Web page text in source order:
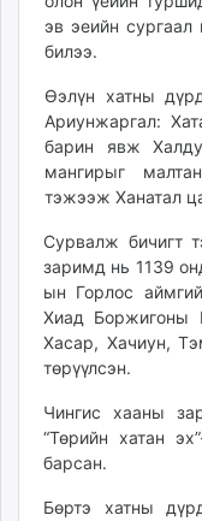
mass.mn
unegui.mn
toim.mn
tac.mn
paparazzi.mn
unread.today
эв эеийн
билээ.
Өэлүн хатны
Ариунжаргал:
барин явж
мангирыг
тэжээж Ханатал
Сурвалж бичигт
заримд нь 1139
ын Горлос
Хиад Боржигоны
Хасар, Хачиун,
төрүүлсэн.
Чингис хааны
“Төрийн хатан
барсан.
Бөртэ хатны